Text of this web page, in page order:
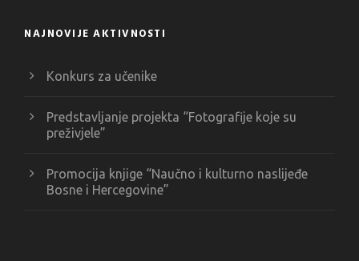
NAJNOVIJE AKTIVNOSTI
Konkurs za učenike
Predstavljanje projekta “Fotografije koje su
preživjele”
Promocija knjige “Naučno i kulturno naslijeđe
Bosne i Hercegovine”